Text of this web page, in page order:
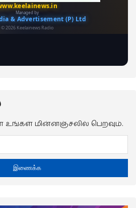
உங்கள் மின்னஞ்சலில் பெறவும்.
இணைக்க